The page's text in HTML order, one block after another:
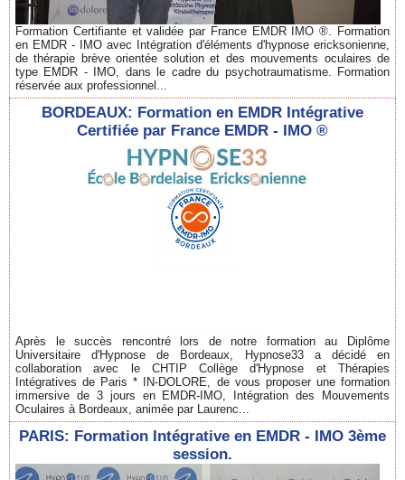
Formation Certifiante et validée par France EMDR IMO ®. Formation
en EMDR - IMO avec Intégration d'éléments d'hypnose ericksonienne,
de thérapie brève orientée solution et des mouvements oculaires de
type EMDR - IMO, dans le cadre du psychotraumatisme. Formation
réservée aux professionnel...
BORDEAUX: Formation en EMDR Intégrative
Certifiée par France EMDR - IMO ®
Après le succès rencontré lors de notre formation au Diplôme
Universitaire d'Hypnose de Bordeaux, Hypnose33 a décidé en
collaboration avec le CHTIP Collège d'Hypnose et Thérapies
Intégratives de Paris * IN-DOLORE, de vous proposer une formation
immersive de 3 jours en EMDR-IMO, Intégration des Mouvements
Oculaires à Bordeaux, animée par Laurenc...
PARIS: Formation Intégrative en EMDR - IMO 3ème
session.